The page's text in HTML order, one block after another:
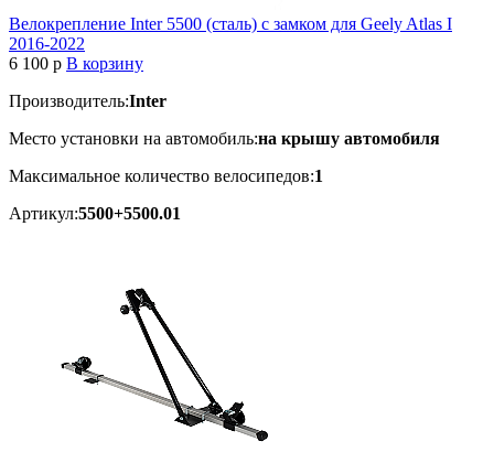
Велокрепление Inter 5500 (сталь) с замком для Geely Atlas I
2016-2022
6 100 p В корзину
Производитель:Inter
Место установки на автомобиль:на крышу автомобиля
Максимальное количество велосипедов:1
Артикул:5500+5500.01